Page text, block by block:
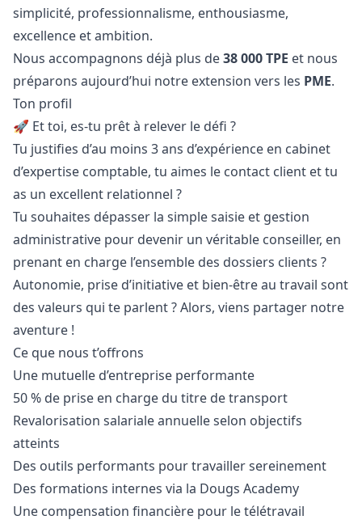
simplicité, professionnalisme, enthousiasme,
excellence et ambition.
Nous accompagnons déjà plus de38 000 TPE et nous
préparons aujourd’hui notre extension vers les PME.
Ton profil
🚀 Et toi, es-tu prêt à relever le défi ?
Tu justifies d’au moins 3 ans d’expérience en cabinet
d’expertise comptable, tu aimes le contact client et tu
as un excellent relationnel ?
Tu souhaites dépasser la simple saisie et gestion
administrative pour devenir un véritable conseiller, en
prenant en charge l’ensemble des dossiers clients ?
Autonomie, prise d’initiative et bien-être au travail sont
des valeurs qui te parlent ? Alors, viens partager notre
aventure !
Ce que nous t’offrons
Une mutuelle d’entreprise performante
50 % de prise en charge du titre de transport
Revalorisation salariale annuelle selon objectifs
atteints
Des outils performants pour travailler sereinement
Des formations internes via la Dougs Academy
Une compensation financière pour le télétravail